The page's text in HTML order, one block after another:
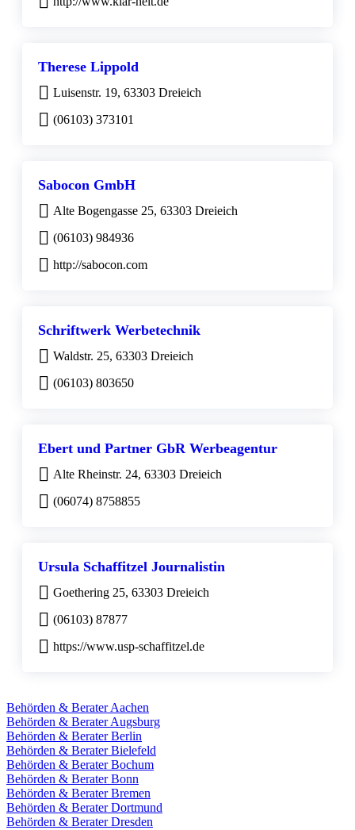
Therese Lippold
Luisenstr. 19, 63303 Dreieich
(06103) 373101
Sabocon GmbH
Alte Bogengasse 25, 63303 Dreieich
(06103) 984936
http://sabocon.com
Schriftwerk Werbetechnik
Waldstr. 25, 63303 Dreieich
(06103) 803650
Ebert und Partner GbR Werbeagentur
Alte Rheinstr. 24, 63303 Dreieich
(06074) 8758855
Ursula Schaffitzel Journalistin
Goethering 25, 63303 Dreieich
(06103) 87877
https://www.usp-schaffitzel.de
Behörden & Berater Aachen
Behörden & Berater Augsburg
Behörden & Berater Berlin
Behörden & Berater Bielefeld
Behörden & Berater Bochum
Behörden & Berater Bonn
Behörden & Berater Bremen
Behörden & Berater Dortmund
Behörden & Berater Dresden